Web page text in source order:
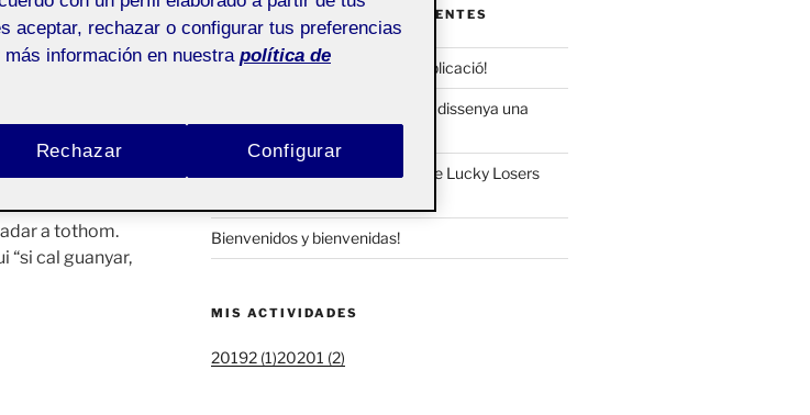
.
que prima la
a les xarxes
a tothom.
“si cal guanyar,
ACTIFOLIO ENTRADAS RECIENTES
ACT4. Anem a l’interior de la publicació!
Posa-li cara a la teva publicació, dissenya una
Manual d’identitat corporativa de Lucky Losers
Bienvenidos y bienvenidas!
MIS ACTIVIDADES
20192 (1)20201 (2)
aceptar, rechazar o configurar tus preferencias
información en nuestra política de
Rechazar Configurar